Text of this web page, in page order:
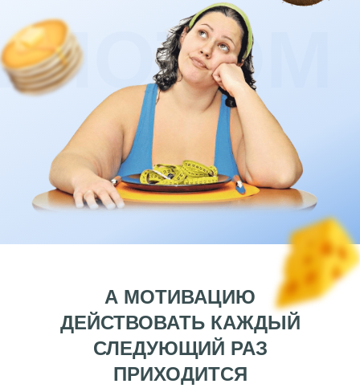
ПОТОМ
А МОТИВАЦИЮ
ДЕЙСТВОВАТЬ КАЖДЫЙ
СЛЕДУЮЩИЙ РАЗ
ПРИХОДИТСЯ